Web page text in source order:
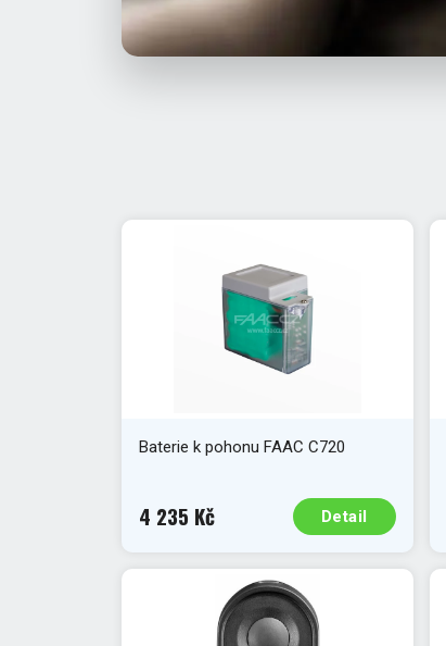
Baterie k pohonu FAAC C720
4 235 Kč Detail